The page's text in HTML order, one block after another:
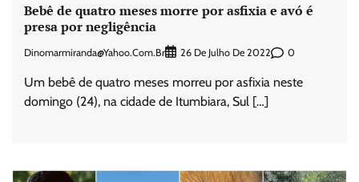
Bebê de quatro meses morre por asfixia e avó é
presa por negligência
Dinomarmiranda@yahoo.com.br 26 De Julho De 2022 0
Um bebê de quatro meses morreu por asfixia neste
domingo (24), na cidade de Itumbiara, Sul […]